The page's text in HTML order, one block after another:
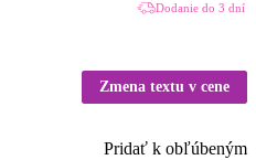
Dodanie do 3 dní
Zmena textu v cene
Pridať k obľúbeným